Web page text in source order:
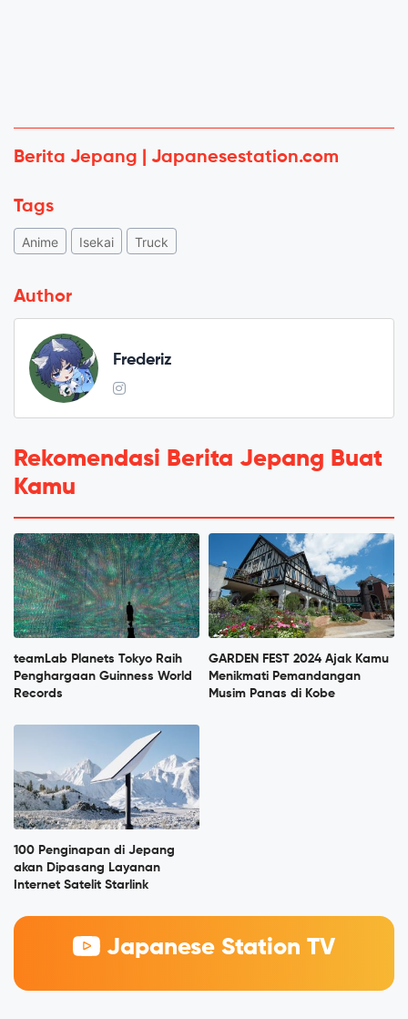
Berita Jepang | Japanesestation.com
Tags
Anime Isekai Truck
Author
Frederiz
Rekomendasi Berita Jepang Buat
Kamu
teamLab Planets Tokyo Raih
Penghargaan Guinness World
Records
GARDEN FEST 2024 Ajak Kamu
Menikmati Pemandangan
Musim Panas di Kobe
100 Penginapan di Jepang
akan Dipasang Layanan
Internet Satelit Starlink
Japanese Station TV